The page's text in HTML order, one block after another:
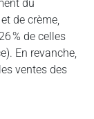
du
de crème,
% de celles
En revanche,
ventes des